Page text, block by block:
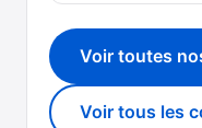
Voir toutes
Voir tous les